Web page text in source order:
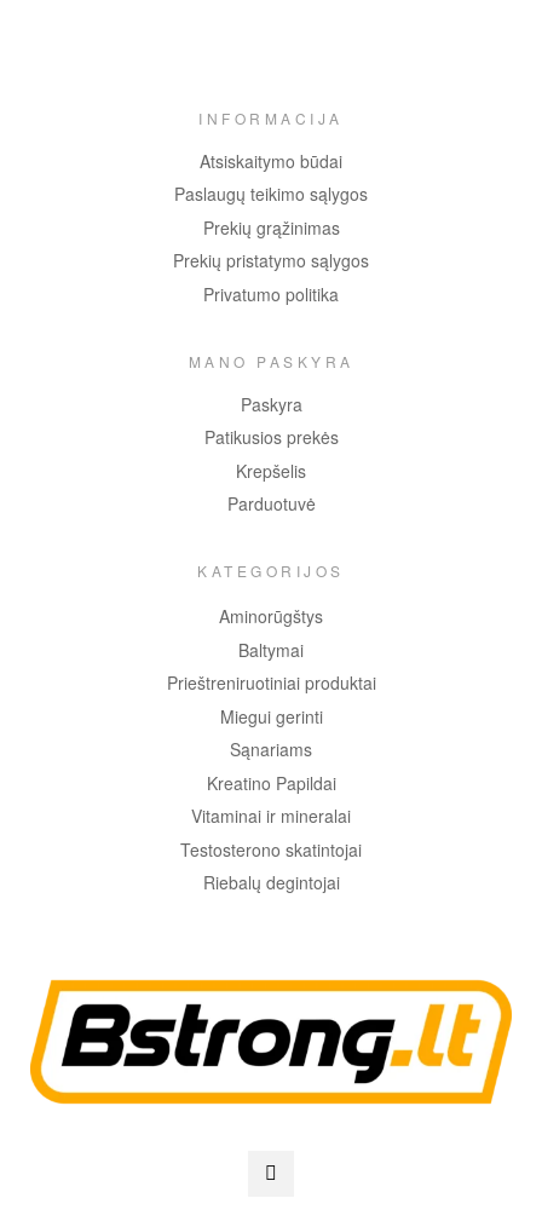
INFORMACIJA
Atsiskaitymo būdai
Paslaugų teikimo sąlygos
Prekių grąžinimas
Prekių pristatymo sąlygos
Privatumo politika
MANO PASKYRA
Paskyra
Patikusios prekės
Krepšelis
Parduotuvė
KATEGORIJOS
Aminorūgštys
Baltymai
Prieštreniruotiniai produktai
Miegui gerinti
Sąnariams
Kreatino Papildai
Vitaminai ir mineralai
Testosterono skatintojai
Riebalų degintojai